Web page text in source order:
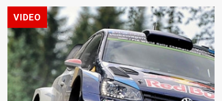
VIDEO